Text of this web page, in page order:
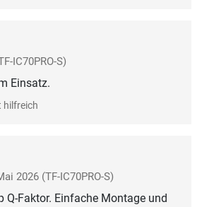
IC70PRO-S)
Einsatz.
hilfreich
2026 (TF-IC70PRO-S)
Q-Faktor. Einfache Montage und